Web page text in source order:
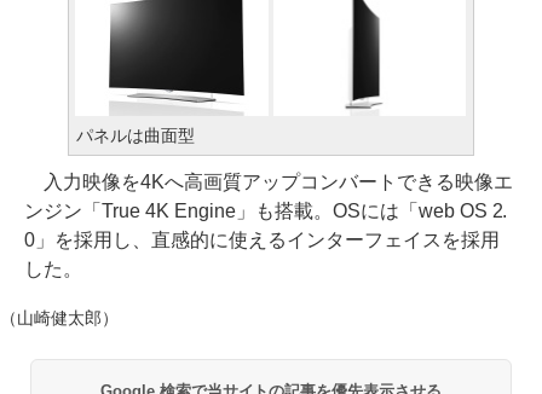
パネルは曲面型
入力映像を4Kへ高画質アップコンバートできる映像エ
ンジン「True 4K Engine」も搭載。OSには「web OS 2.
0」を採用し、直感的に使えるインターフェイスを採用
した。
（山崎健太郎）